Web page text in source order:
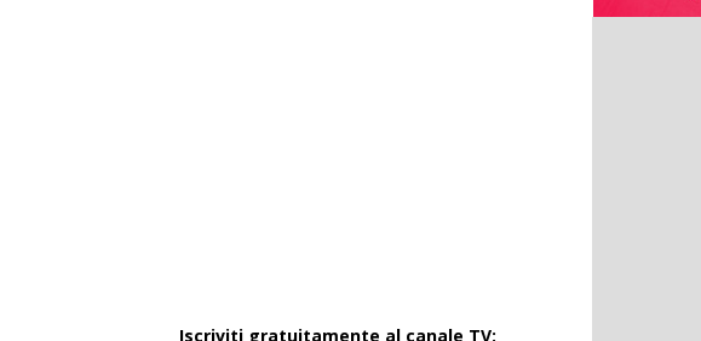
Iscriviti gratuitamente al canale TV: